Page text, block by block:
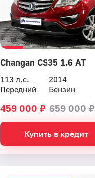
Changan CS35 1.6 AT
113 л.с. 2014
Передний
Бензин
459 000 ₽ 659 000 ₽
Купить в кредит